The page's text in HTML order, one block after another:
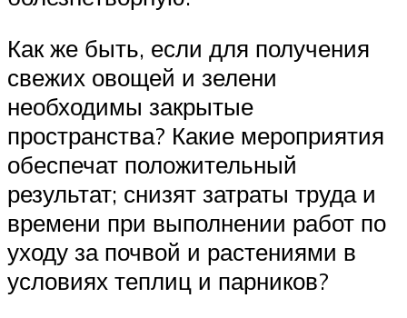
Как же быть, если для получения
свежих овощей и зелени
необходимы закрытые
пространства? Какие мероприятия
обеспечат положительный
результат; снизят затраты труда и
времени при выполнении работ по
уходу за почвой и растениями в
условиях теплиц и парников?